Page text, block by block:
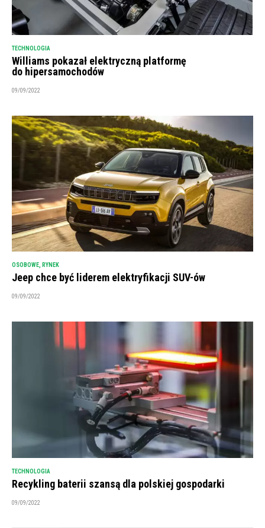
TECHNOLOGIA
Williams pokazał elektryczną platformę
do hipersamochodów
09/09/2022
OSOBOWE RYNEK
Jeep chce być liderem elektryfikacji SUV-ów
09/09/2022
TECHNOLOGIA
Recykling baterii szansą dla polskiej gospodarki
09/09/2022